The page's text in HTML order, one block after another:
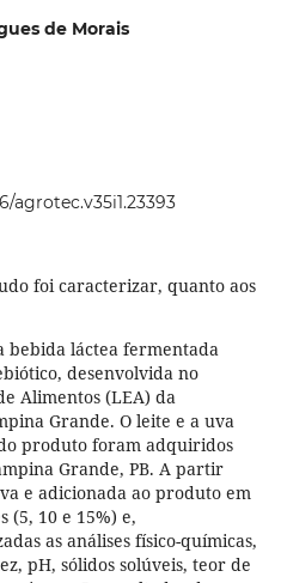
de Morais
agrotec.v35i1.23393
foi caracterizar, quanto aos
bebida láctea fermentada
desenvolvida no
Alimentos (LEA) da
Grande. O leite e a uva
produto foram adquiridos
Grande, PB. A partir
e adicionada ao produto em
(5, 10 e 15%) e,
as análises físico-químicas,
pH, sólidos solúveis, teor de